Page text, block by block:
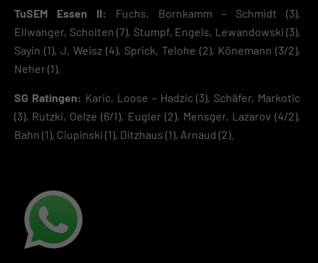
TuSEM Essen II:
Fuchs, Bornkamm – Schmidt (3),
Ellwanger, Scholten (7), Stumpf, Engels, Lewandowski (3),
Sayin (1), J. Weisz (4), Sprick, Telohe (2), Könemann (3/2),
Neher (1).
SG Ratingen: Karic, Loose – Hadzic (3), Schäfer, Markotic
(3), Rutzki, Oelze (6/1), Eugler (2), Mensger, Lazarov (4/2),
Bahn (1), Ciupinski (1), Ditzhaus (1), Arnaud (2).